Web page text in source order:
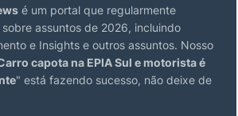
é um portal que regularmente
assuntos de 2026, incluindo
e Insights e outros assuntos. Nosso
capota na EPIA Sul e motorista é
" está fazendo sucesso, não deixe de